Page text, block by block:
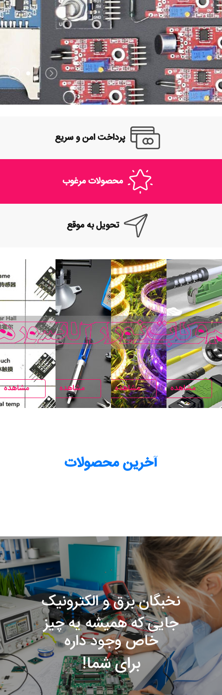
پرداخت امن و سریع
محصولات مرغوب
تحویل به موقع
مشاهده مشاهده مشاهده مشاهده
آخرین محصولات
نخبگان برق و الکترونیک
جایی که همیشه یه چیز
خاص وجود داره
برای شما!